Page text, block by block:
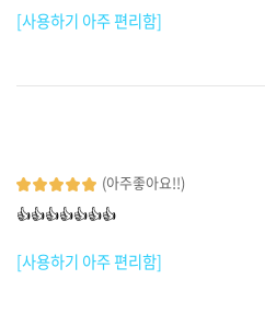
[사용하기 아주 편리함]
(아주좋아요!!)
👍👍👍👍👍👍👍
[사용하기 아주 편리함]